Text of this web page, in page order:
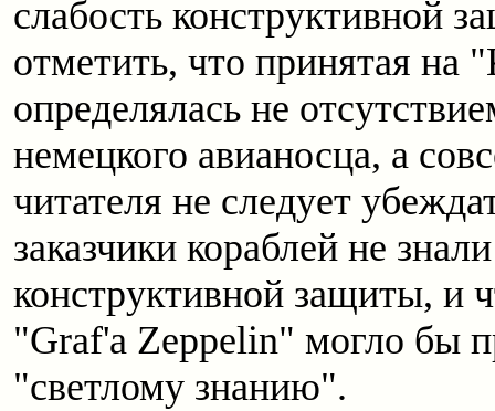
слабость конструктивной
отметить, что принятая на
определялась не
немецкого авианосца, а
читателя не следует
заказчики кораблей не
конструктивной защиты, и
"Graf'a Zeppelin" могло бы
"светлому знанию".